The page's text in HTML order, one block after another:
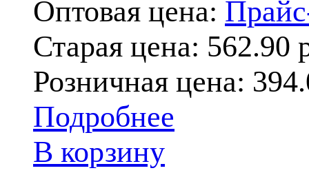
Оптовая цена:
Старая цена: 562.90
Розничная цена:
Подробнее
В корзину